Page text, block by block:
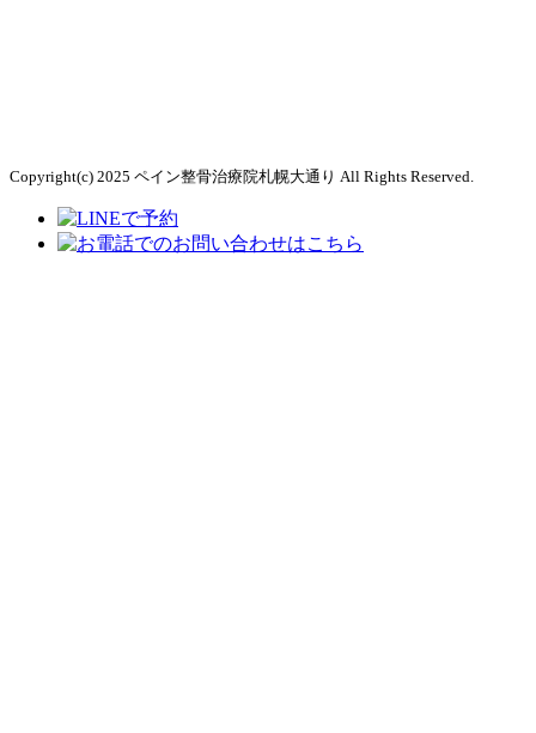
Copyright(c) 2025 ペイン整骨治療院札幌大通り All Rights Reserved.